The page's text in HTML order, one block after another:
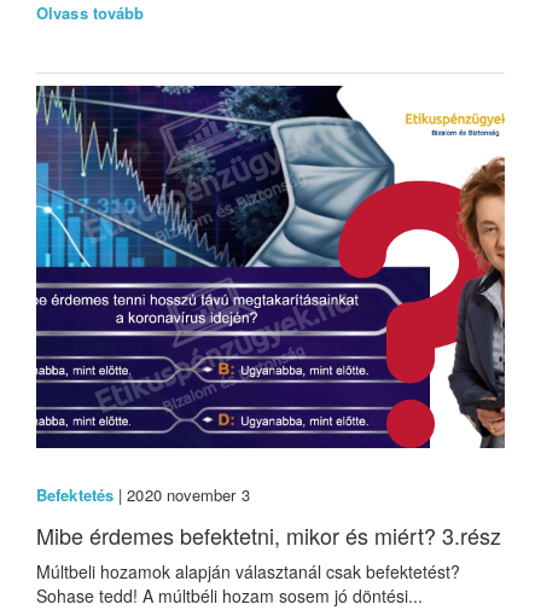
Olvass tovább
Befektetés | 2020 november 3
Mibe érdemes befektetni, mikor és miért? 3.rész
Múltbeli hozamok alapján választanál csak befektetést?
Sohase tedd! A múltbéli hozam sosem jó döntési...